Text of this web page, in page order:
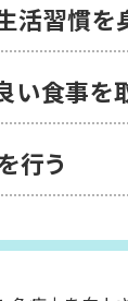
活習慣を
い食事を
行う